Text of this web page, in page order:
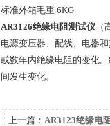
标准外箱毛重 6KG
AR3126绝缘电阻测试仪
电源变压器、配线、电器
或数年内绝缘电阻的变化
间发生变化。
上一篇： AR3123绝缘电